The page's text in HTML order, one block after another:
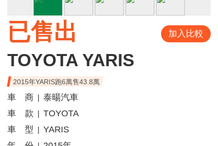
已售出 加入比較
TOYOTA YARIS
2015年YARIS跑6萬售43.8萬
車 商
泰暘汽車
車 款
TOYOTA
車 型
YARIS